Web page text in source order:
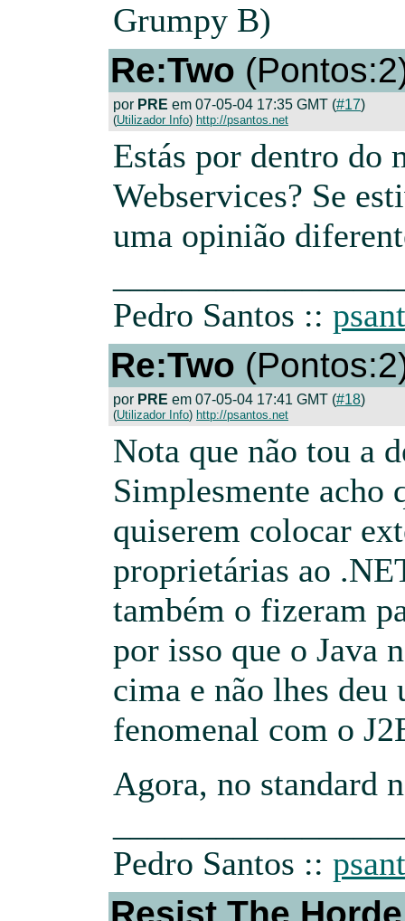
Grumpy B)
Re:Two
por PRE em 07-05-04 17:35 GMT (#17)
(Utilizador Info) http://psantos.net
Estás por dentro do
Webservices? Se
uma opinião
Pedro Santos ::
Re:Two
por PRE em 07-05-04 17:41 GMT (#18)
(Utilizador Info) http://psantos.net
Nota que não tou a
Simplesmente acho
quiserem colocar
proprietárias ao
também o fizeram
por isso que o Java
cima e não lhes deu
fenomenal com o
Agora, no standard
Pedro Santos ::